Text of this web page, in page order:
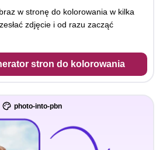
w stronę do kolorowania w kilka
zdjęcie i od razu zacząć
stron do kolorowania
photo-into-pbn